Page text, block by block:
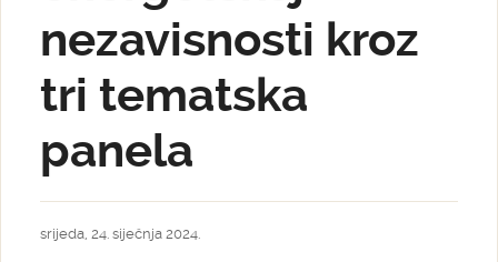
nezavisnosti kroz
tri tematska
panela
srijeda, 24. siječnja 2024.